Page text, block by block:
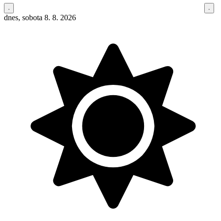
dnes, sobota 8. 8. 2026